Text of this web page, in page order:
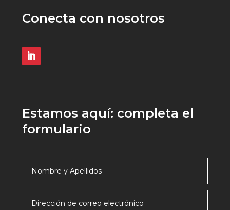
Conecta con nosotros
Estamos aquí: completa el
formulario